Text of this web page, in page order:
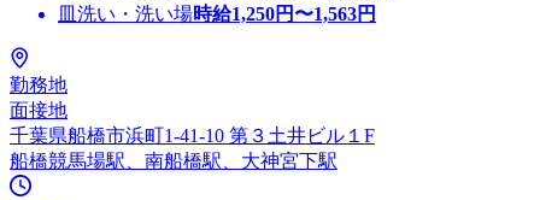
皿洗い・洗い場時給1,250円〜1,563円
勤務地
面接地
千葉県船橋市浜町1-41-10 第３土井ビル１F
船橋競馬場駅、南船橋駅、大神宮下駅